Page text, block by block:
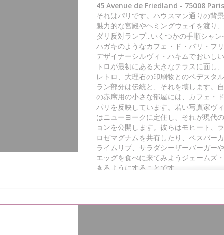
45 Avenue de Friedland - 75008 Paris
それはパリです。ハウスマン通りの背
魅力的な宮殿やヘミングウェイを渡り
ダリ反対ランプ...いくつかの手順シャ
ハガキのようなカフェ・ド・パリ・フ
デザイナーシルヴィ・ハキムでおいし
トロが最初にある大きなテラスに面し
レトロ、大理石の印刷物とのペデスタ
ラン部分は伝統と、それを壊します。
の赤席用の小さな部屋には、カフェ・
パリを反映しています。若い写真家ヴ
はニューヨークに定住し、それが現代
ョンを公開します。彼らはモヒート、
ロゼマグナムを共有したり、ベスパー
ライムリブ、サラダシーザーバーガー
エッグを食べに来てみようジェームズ
きるようにすることです。